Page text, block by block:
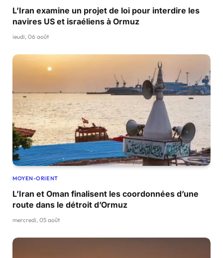
L’Iran examine un projet de loi pour interdire les
navires US et israéliens à Ormuz
jeudi, 06 août
MOYEN-ORIENT
L’Iran et Oman finalisent les coordonnées d’une
route dans le détroit d’Ormuz
mercredi, 05 août